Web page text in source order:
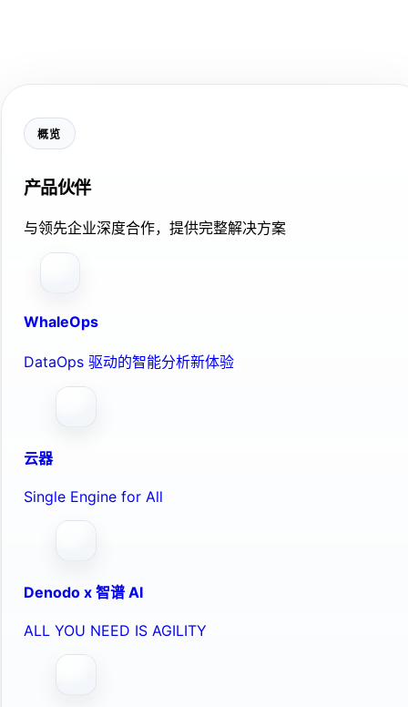
概览
产品伙伴
与领先企业深度合作，提供完整解决方案
WhaleOps
DataOps 驱动的智能分析新体验
云器
Single Engine for All
Denodo x 智谱 AI
ALL YOU NEED IS AGILITY